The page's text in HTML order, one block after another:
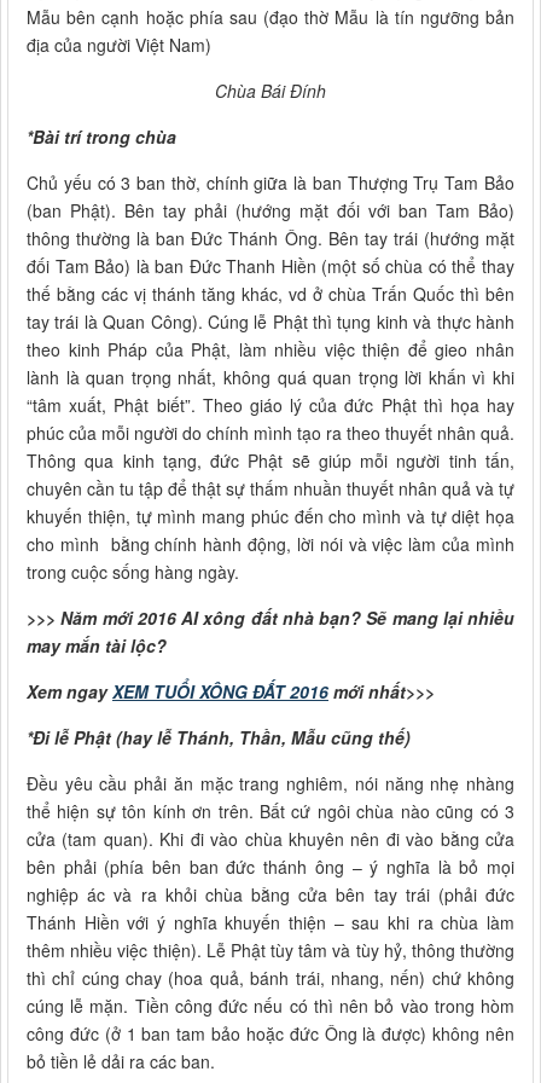
Mẫu bên cạnh hoặc phía sau (đạo thờ Mẫu là tín ngưỡng bản
địa của người Việt Nam)
Chùa Bái Đính
*Bài trí trong chùa
Chủ yếu có 3 ban thờ, chính giữa là ban Thượng Trụ Tam Bảo
(ban Phật). Bên tay phải (hướng mặt đối với ban Tam Bảo)
thông thường là ban Đức Thánh Ông. Bên tay trái (hướng mặt
đối Tam Bảo) là ban Đức Thanh Hiền (một số chùa có thể thay
thế bằng các vị thánh tăng khác, vd ở chùa Trấn Quốc thì bên
tay trái là Quan Công). Cúng lễ Phật thì tụng kinh và thực hành
theo kinh Pháp của Phật, làm nhiều việc thiện để gieo nhân
lành là quan trọng nhất, không quá quan trọng lời khấn vì khi
“tâm xuất, Phật biết”. Theo giáo lý của đức Phật thì họa hay
phúc của mỗi người do chính mình tạo ra theo thuyết nhân quả.
Thông qua kinh tạng, đức Phật sẽ giúp mỗi người tinh tấn,
chuyên cần tu tập để thật sự thấm nhuần thuyết nhân quả và tự
khuyến thiện, tự mình mang phúc đến cho mình và tự diệt họa
cho mình bằng chính hành động, lời nói và việc làm của mình
trong cuộc sống hàng ngày.
>>> Năm mới 2016 AI xông đất nhà bạn? Sẽ mang lại nhiều
may mắn tài lộc?
Xem ngayXEM TUỔI XÔNG ĐẤT 2016 mới nhất>>>
*Đi lễ Phật (hay lễ Thánh, Thần, Mẫu cũng thế)
Đều yêu cầu phải ăn mặc trang nghiêm, nói năng nhẹ nhàng
thể hiện sự tôn kính ơn trên. Bất cứ ngôi chùa nào cũng có 3
cửa (tam quan). Khi đi vào chùa khuyên nên đi vào bằng cửa
bên phải (phía bên ban đức thánh ông – ý nghĩa là bỏ mọi
nghiệp ác và ra khỏi chùa bằng cửa bên tay trái (phải đức
Thánh Hiền với ý nghĩa khuyến thiện – sau khi ra chùa làm
thêm nhiều việc thiện). Lễ Phật tùy tâm và tùy hỷ, thông thường
thì chỉ cúng chay (hoa quả, bánh trái, nhang, nến) chứ không
cúng lễ mặn. Tiền công đức nếu có thì nên bỏ vào trong hòm
công đức (ở 1 ban tam bảo hoặc đức Ông là được) không nên
bỏ tiền lẻ dải ra các ban.